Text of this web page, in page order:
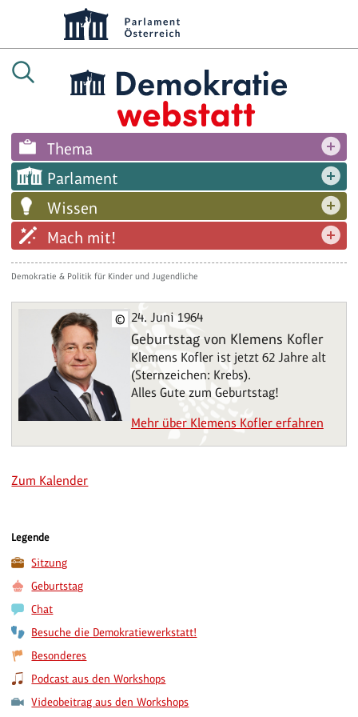
Thema
Parlament
Wissen
Mach mit!
Demokratie & Politik für Kinder und Jugendliche
© 24. Juni 1964
Geburtstag von Klemens Kofler
Klemens Kofler ist jetzt 62 Jahre alt
(Sternzeichen: Krebs).
Alles Gute zum Geburtstag!
Mehr über Klemens Kofler erfahren
Zum Kalender
Legende
Sitzung
Geburtstag
Chat
Besuche die Demokratiewerkstatt!
Besonderes
Podcast aus den Workshops
Videobeitrag aus den Workshops